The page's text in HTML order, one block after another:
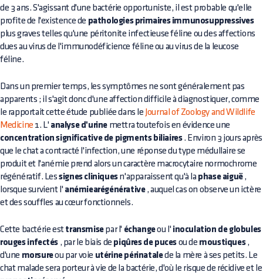
de 3 ans. S'agissant d'une bactérie opportuniste, il est probable qu'elle
profite de l'existence de pathologies primaires immunosuppressives
plus graves telles qu'une péritonite infectieuse féline ou des affections
dues au virus de l'immunodéficience féline ou au virus de la leucose
féline.
Dans un premier temps, les symptômes ne sont généralement pas
apparents ; il s'agit donc d'une affection difficile à diagnostiquer, comme
le rapportait cette étude publiée dans le Journal of Zoology and Wildlife
Medicine 1. L' analyse d'urine mettra toutefois en évidence une
concentration significative de pigments biliaires. Environ 3 jours après
que le chat a contracté l'infection, une réponse du type médullaire se
produit et l'anémie prend alors un caractère macrocytaire normochrome
régénératif. Lessignes cliniquesn'apparaissent qu'à la phase aiguë,
lorsque survient l' anémiearégénérative, auquel cas on observe un ictère
et des souffles au cœur fonctionnels.
Cette bactérie est transmisepar l' échangeou l' inoculation de globules
rouges infectés , par le biais de piqûres de puces ou de moustiques,
d'une morsureou par voie utérine périnatalede la mère à ses petits. Le
chat malade sera porteur à vie de la bactérie, d'où le risque de récidive et le